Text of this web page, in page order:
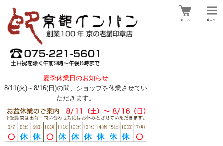
夏季休業日のお知らせ
8/11(火)～8/16(日)の間、ショップを休業させてい
ただきます。